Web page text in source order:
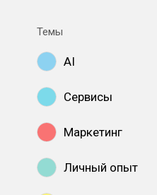
Темы
AI
Сервисы
Маркетинг
Личный опыт